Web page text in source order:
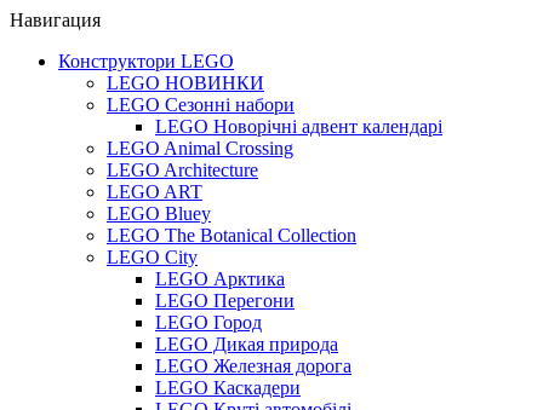
Навигация
Конструктори LEGO
LEGO НОВИНКИ
LEGO Сезонні набори
LEGO Новорічні адвент календарі
LEGO Animal Crossing
LEGO Architecture
LEGO ART
LEGO Bluey
LEGO The Botanical Collection
LEGO City
LEGO Арктика
LEGO Перегони
LEGO Город
LEGO Дикая природа
LEGO Железная дорога
LEGO Каскадери